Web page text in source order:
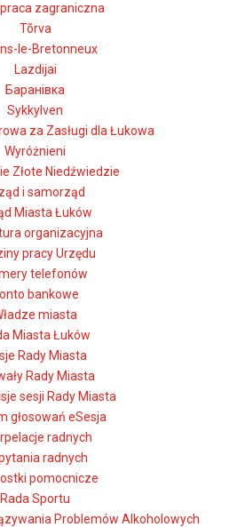
zagraniczna
Tõrva
le-Bretonneux
Lazdijai
Баранівка
Sykkylven
za Zasługi dla Łukowa
Wyróżnieni
Złote Niedźwiedzie
i samorząd
Miasta Łuków
organizacyjna
pracy Urzędu
telefonów
bankowe
miasta
Miasta Łuków
Rady Miasta
Rady Miasta
sesji Rady Miasta
głosowań eSesja
radnych
radnych
pomocnicze
Rada Sportu
Problemów Alkoholowych